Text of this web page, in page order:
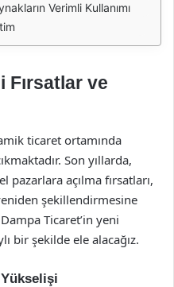
Verimli Kullanımı
Fırsatlar ve
ticaret ortamında
Son yıllarda,
açılma fırsatları,
şekillendirmesine
Ticaret’in yeni
bir şekilde ele alacağız.